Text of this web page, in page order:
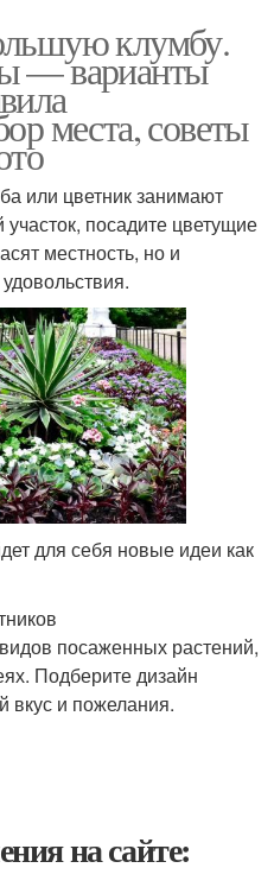
клумбу.
— варианты
места, советы
или цветник занимают
посадите цветущие
местность, но и
для себя новые идеи как
посаженных растений,
Подберите дизайн
вкус и пожелания.
на сайте: